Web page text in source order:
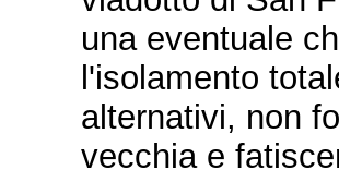
una eventuale
l'isolamento
alternativi, non
vecchia e